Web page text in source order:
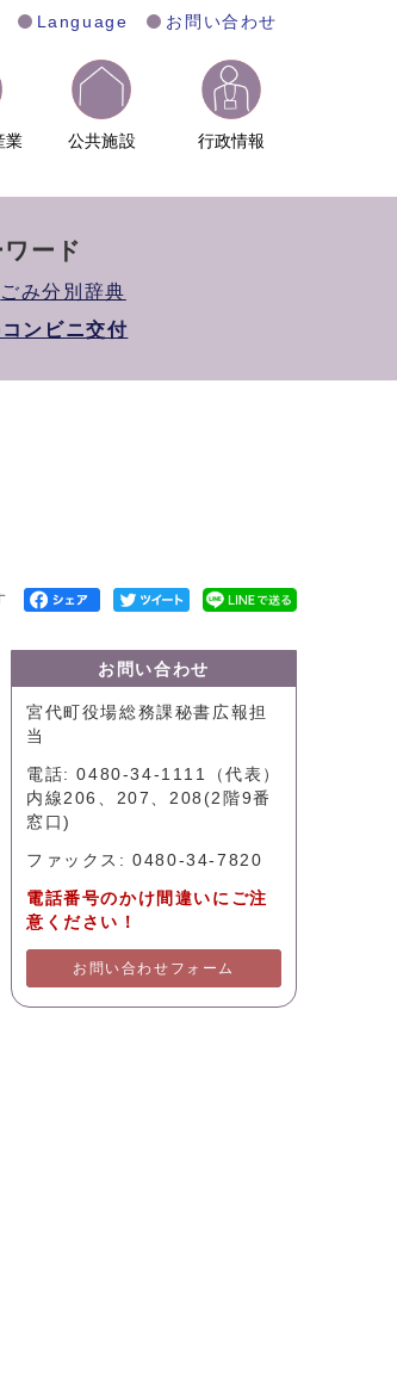
Language お問い合わせ
業 公共施設 行政情報
ード
ごみ分別辞典
ンビニ交付
お問い合わせ
宮代町役場総務課秘書広報担
当
電話: 0480-34-1111（代表）
内線206、207、208(2階9番
窓口)
ファックス: 0480-34-7820
電話番号のかけ間違いにご注
意ください！
お問い合わせフォーム